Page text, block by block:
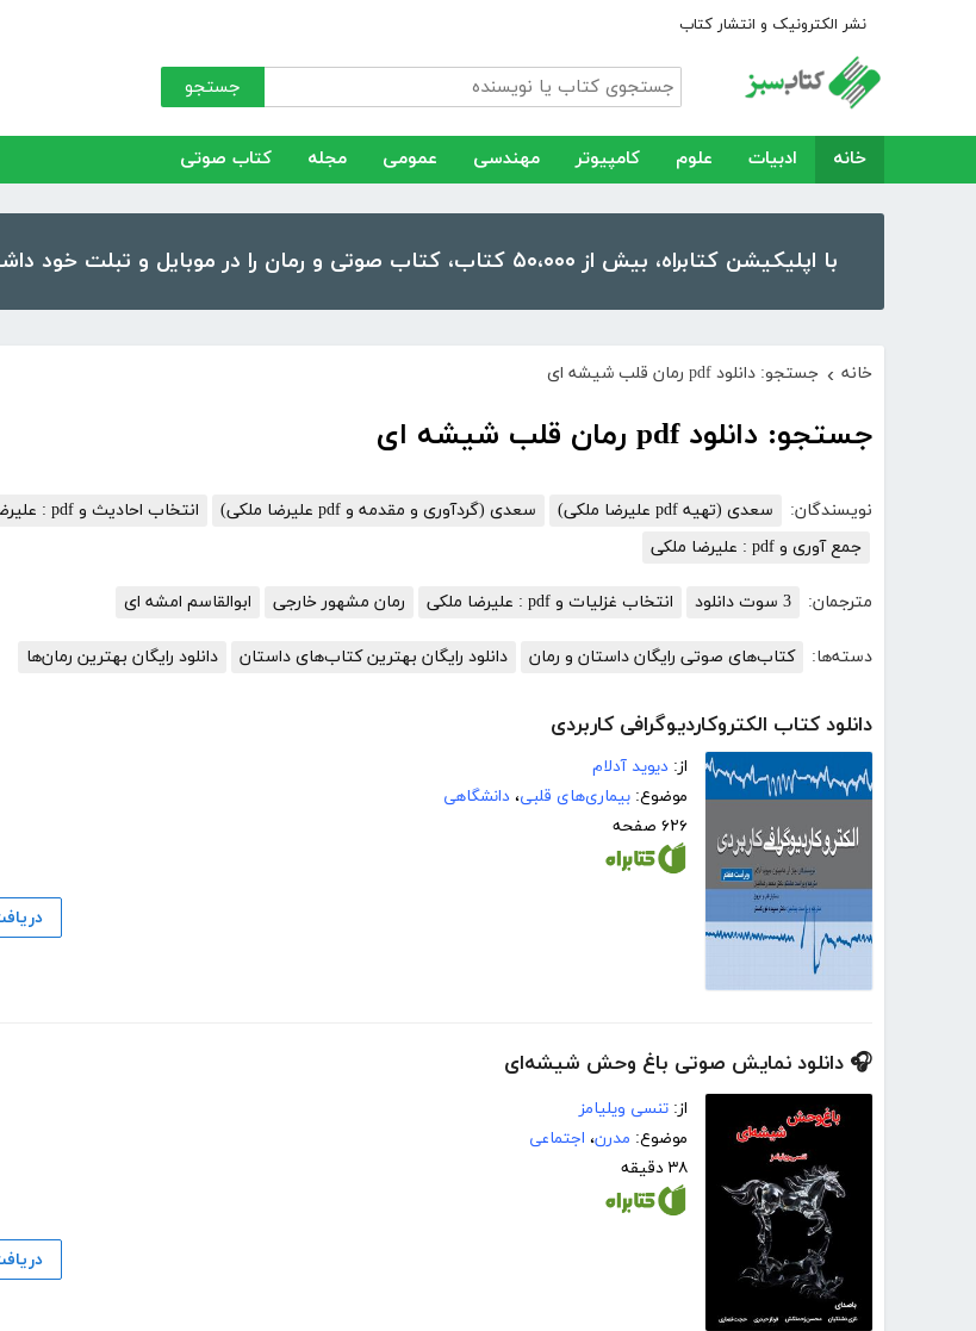
نشر الکترونیک و انتشار کتاب
جستجو
خانه ادبیات علوم کامپیوتر مهندسی عمومی مجله کتاب صوتی
با اپلیکیشن کتابراه، بیش از ۵۰،۰۰۰ کتاب، کتاب صوتی و رمان را در موبایل و تبلت خود داشته باشید!
خانه › جستجو: دانلود pdf رمان قلب شیشه ای
جستجو: دانلود pdf رمان قلب شیشه ای
نویسندگان: سعدی (تهیه pdf علیرضا ملکی) سعدی (گردآوری و مقدمه و pdf علیرضا ملکی)
انتخاب احادیث و pdf : علیرضا ملکی
جمع آوری و pdf : علیرضا ملکی
مترجمان: 3 سوت دانلود انتخاب غزلیات و pdf : علیرضا ملکی رمان مشهور خارجی ابوالقاسم امشه ای
دسته‌ها: کتاب‌های صوتی رایگان داستان و رمان دانلود رایگان بهترین کتاب‌های داستان دانلود رایگان بهترین رمان‌ها
دانلود کتاب الکتروکاردیوگرافی کاربردی
از: دیوید آدلام
موضوع: بیماری‌های قلبی، دانشگاهی
۶۲۶ صفحه
🎧 دانلود نمایش صوتی باغ وحش شیشه‌ای
از: تنسی ویلیامز
موضوع: مدرن، اجتماعی
۳۸ دقیقه